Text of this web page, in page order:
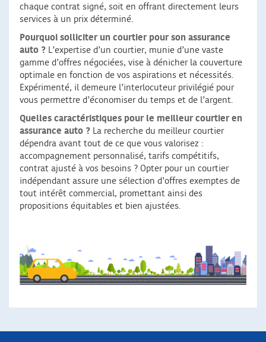
chaque contrat signé, soit en offrant directement leurs
services à un prix déterminé.
Pourquoi solliciter un courtier pour son assurance
auto ? L’expertise d’un courtier, munie d’une vaste
gamme d’offres négociées, vise à dénicher la couverture
optimale en fonction de vos aspirations et nécessités.
Expérimenté, il demeure l’interlocuteur privilégié pour
vous permettre d’économiser du temps et de l’argent.
Quelles caractéristiques pour le meilleur courtier en
assurance auto ? La recherche du meilleur courtier
dépendra avant tout de ce que vous valorisez :
accompagnement personnalisé, tarifs compétitifs,
contrat ajusté à vos besoins ? Opter pour un courtier
indépendant assure une sélection d’offres exemptes de
tout intérêt commercial, promettant ainsi des
propositions équitables et bien ajustées.